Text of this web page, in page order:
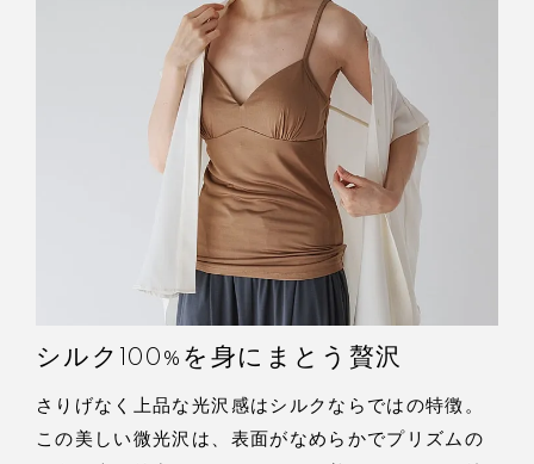
シルク100%を身にまとう贅沢
さりげなく上品な光沢感はシルクならではの特徴。
この美しい微光沢は、表面がなめらかでプリズムの